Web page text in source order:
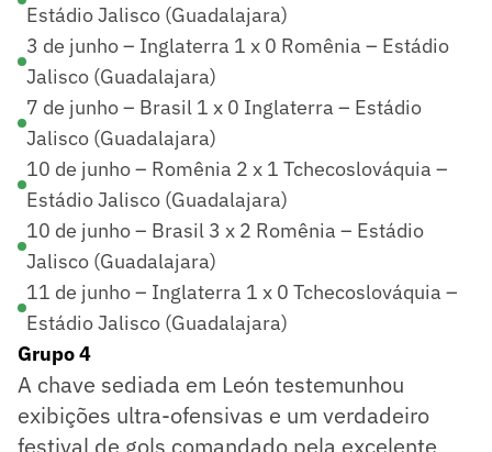
Estádio Jalisco (Guadalajara)
3 de junho – Inglaterra 1 x 0 Romênia – Estádio
Jalisco (Guadalajara)
7 de junho – Brasil 1 x 0 Inglaterra – Estádio
Jalisco (Guadalajara)
10 de junho – Romênia 2 x 1 Tchecoslováquia –
Estádio Jalisco (Guadalajara)
10 de junho – Brasil 3 x 2 Romênia – Estádio
Jalisco (Guadalajara)
11 de junho – Inglaterra 1 x 0 Tchecoslováquia –
Estádio Jalisco (Guadalajara)
Grupo 4
A chave sediada em León testemunhou
exibições ultra-ofensivas e um verdadeiro
festival de gols comandado pela excelente